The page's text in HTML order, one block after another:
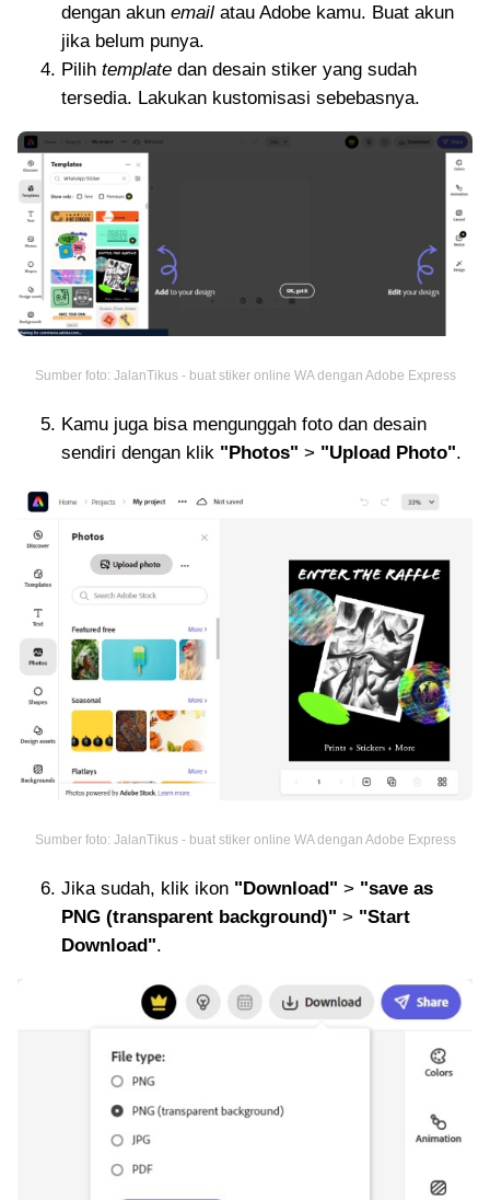
dengan akun email atau Adobe kamu. Buat akun
jika belum punya.
Pilih template dan desain stiker yang sudah
tersedia. Lakukan kustomisasi sebebasnya.
Sumber foto: JalanTikus - buat stiker online WA dengan Adobe Express
Kamu juga bisa mengunggah foto dan desain
sendiri dengan klik "Photos" > "Upload Photo".
Sumber foto: JalanTikus - buat stiker online WA dengan Adobe Express
Jika sudah, klik ikon "Download" > "save as
PNG (transparent background)" > "Start
Download".